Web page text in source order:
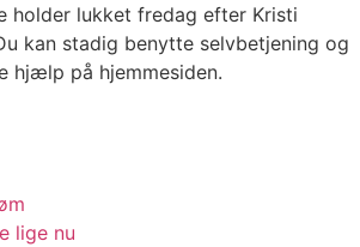
holder lukket fredag efter Kristi
kan stadig benytte selvbetjening og
hjælp på hjemmesiden.
lige nu